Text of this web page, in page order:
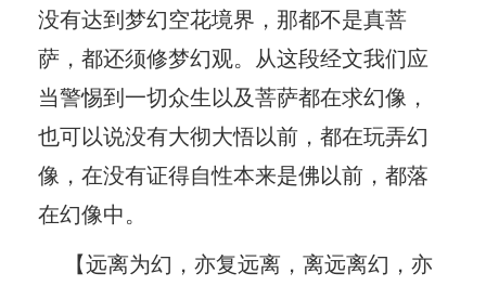
没有达到梦幻空花境界，那都不是真菩
萨，都还须修梦幻观。从这段经文我们应
当警惕到一切众生以及菩萨都在求幻像，
也可以说没有大彻大悟以前，都在玩弄幻
像，在没有证得自性本来是佛以前，都落
在幻像中。
【远离为幻，亦复远离，离远离幻，亦